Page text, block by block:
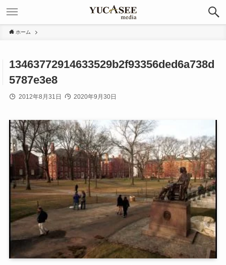
ホーム
13463772914633529b2f93356ded6a738d
5787e3e8
2012年8月31日 2020年9月30日